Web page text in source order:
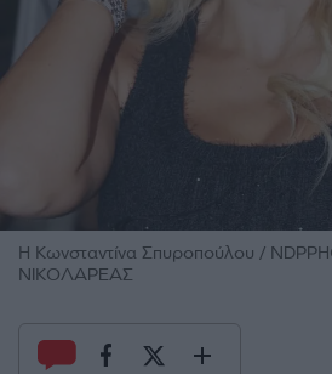
H Κωνσταντίνα Σπυροπούλου /
ΝΙΚΟΛΑΡΕΑΣ